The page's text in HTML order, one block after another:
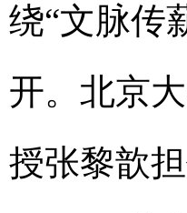
绕“文脉传
开。北京
授张黎歆